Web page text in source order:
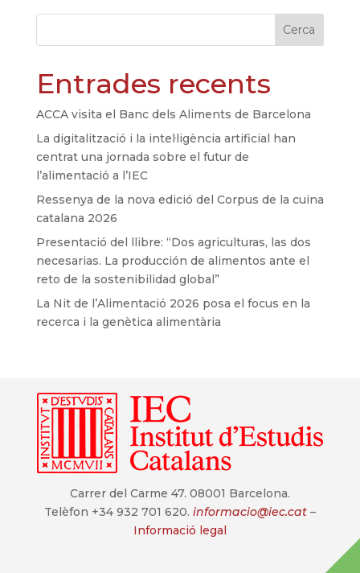
Cerca
Entrades recents
ACCA visita el Banc dels Aliments de Barcelona
La digitalització i la intel·ligència artificial han
centrat una jornada sobre el futur de
l’alimentació a l’IEC
Ressenya de la nova edició del Corpus de la cuina
catalana 2026
Presentació del llibre: “Dos agriculturas, las dos
necesarias. La producción de alimentos ante el
reto de la sostenibilidad global”
La Nit de l’Alimentació 2026 posa el focus en la
recerca i la genètica alimentària
Carrer del Carme 47. 08001 Barcelona.
Telèfon +34 932 701 620. informacio@iec.cat–
Informació legal